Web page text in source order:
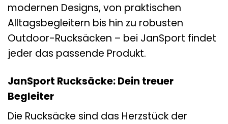
modernen Designs, von praktischen
Alltagsbegleitern bis hin zu robusten
Outdoor-Rucksäcken – bei JanSport findet
jeder das passende Produkt.
JanSport Rucksäcke: Dein treuer
Begleiter
Die Rucksäcke sind das Herzstück der